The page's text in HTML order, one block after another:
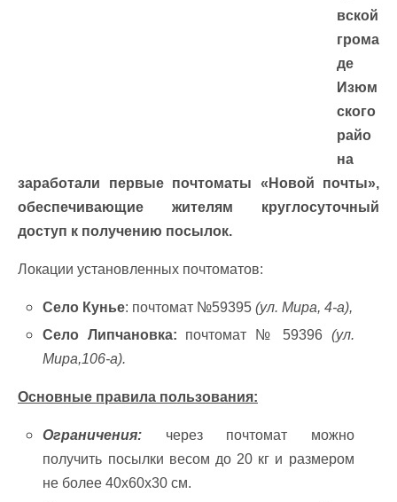
вской
грома
де
Изюм
ского
райо
на
заработали первые почтоматы «Новой почты»,
обеспечивающие жителям круглосуточный
доступ к получению посылок.
Локации установленных почтоматов:
Село Кунье: почтомат №59395(ул. Мира, 4-а),
Село Липчановка: почтомат № 59396 (ул.
Мира,106-а).
Основные правила пользования:
Ограничения: через почтомат можно
получить посылки весом до 20 кг и размером
не более 40х60х30 см.